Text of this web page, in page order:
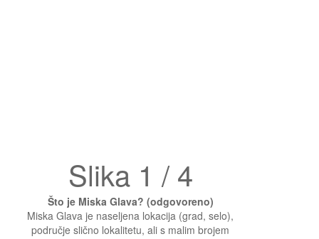
Slika 1 / 4
Što je Miska Glava? (odgovoreno)
Miska Glava je naseljena lokacija (grad, selo),
područje slično lokalitetu, ali s malim brojem